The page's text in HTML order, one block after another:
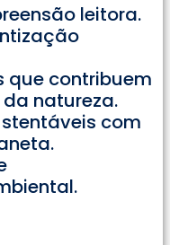
leitora.
que contribuem
natureza.
com